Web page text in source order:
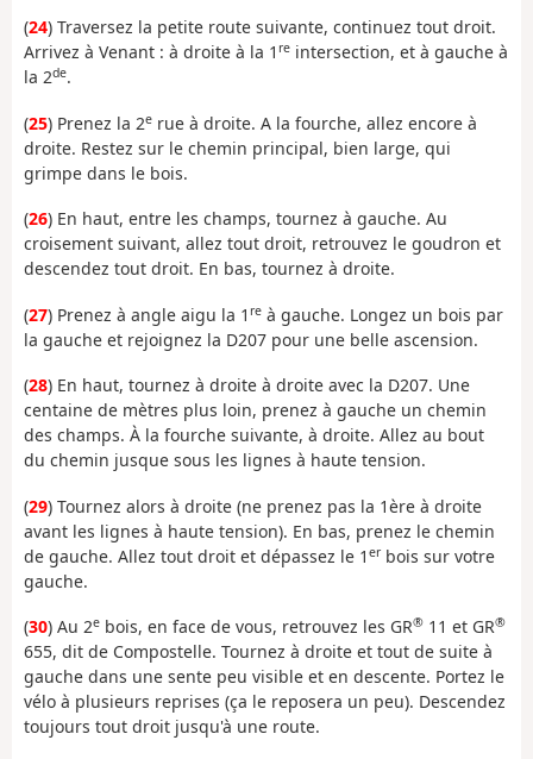
(24) Traversez la petite route suivante, continuez tout droit.
Arrivez à Venant : à droite à la 1 re intersection, et à gauche à
la 2de.
(25) Prenez la 2e rue à droite. A la fourche, allez encore à
droite. Restez sur le chemin principal, bien large, qui
grimpe dans le bois.
(26) En haut, entre les champs, tournez à gauche. Au
croisement suivant, allez tout droit, retrouvez le goudron et
descendez tout droit. En bas, tournez à droite.
(27) Prenez à angle aigu la 1 re à gauche. Longez un bois par
la gauche et rejoignez la D207 pour une belle ascension.
(28) En haut, tournez à droite à droite avec la D207. Une
centaine de mètres plus loin, prenez à gauche un chemin
des champs. À la fourche suivante, à droite. Allez au bout
du chemin jusque sous les lignes à haute tension.
(29) Tournez alors à droite (ne prenez pas la 1ère à droite
avant les lignes à haute tension). En bas, prenez le chemin
de gauche. Allez tout droit et dépassez le 1 er bois sur votre
gauche.
(30) Au 2e bois, en face de vous, retrouvez les GR® 11 et GR®
655, dit de Compostelle. Tournez à droite et tout de suite à
gauche dans une sente peu visible et en descente. Portez le
vélo à plusieurs reprises (ça le reposera un peu). Descendez
toujours tout droit jusqu'à une route.